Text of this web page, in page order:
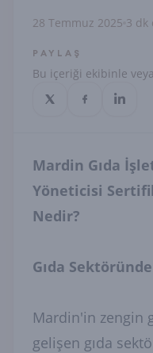
28 Temmuz 2025 3 dk
PAYLAŞ
Bu içeriği ekibinle
Mardin Gıda
Yöneticisi
Nedir?
Gıda
Mardin'in zengin
gelişen gıda